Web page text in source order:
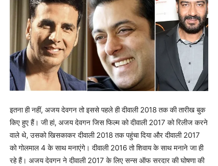
इतना ही नहीं, अजय देवगन तो इससे पहले ही दीवाली 2018 तक की तारीख बुक
किए हुए हैं। जी हां, अजय देवगन जिस फिल्‍म को दीवाली 2017 को रिलीज करने
वाले थे, उसको खिसकाकर दीवाली 2018 तक पहुंचा दिया और दीवाली 2017
को गोलमाल 4 के साथ मनाएंगे। दीवाली 2016 तो शिवाय के साथ मनाने जा ही
रहे हैं। अजय देवगन ने दीवाली 2017 के लिए सन्‍स ऑफ सरदार की घोषणा की